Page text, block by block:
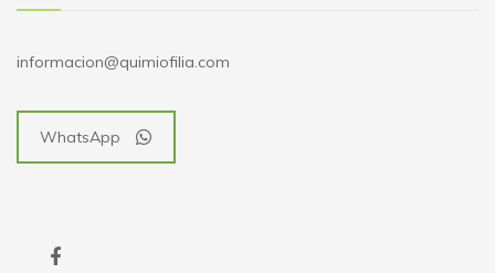
informacion@quimiofilia.com
WhatsApp